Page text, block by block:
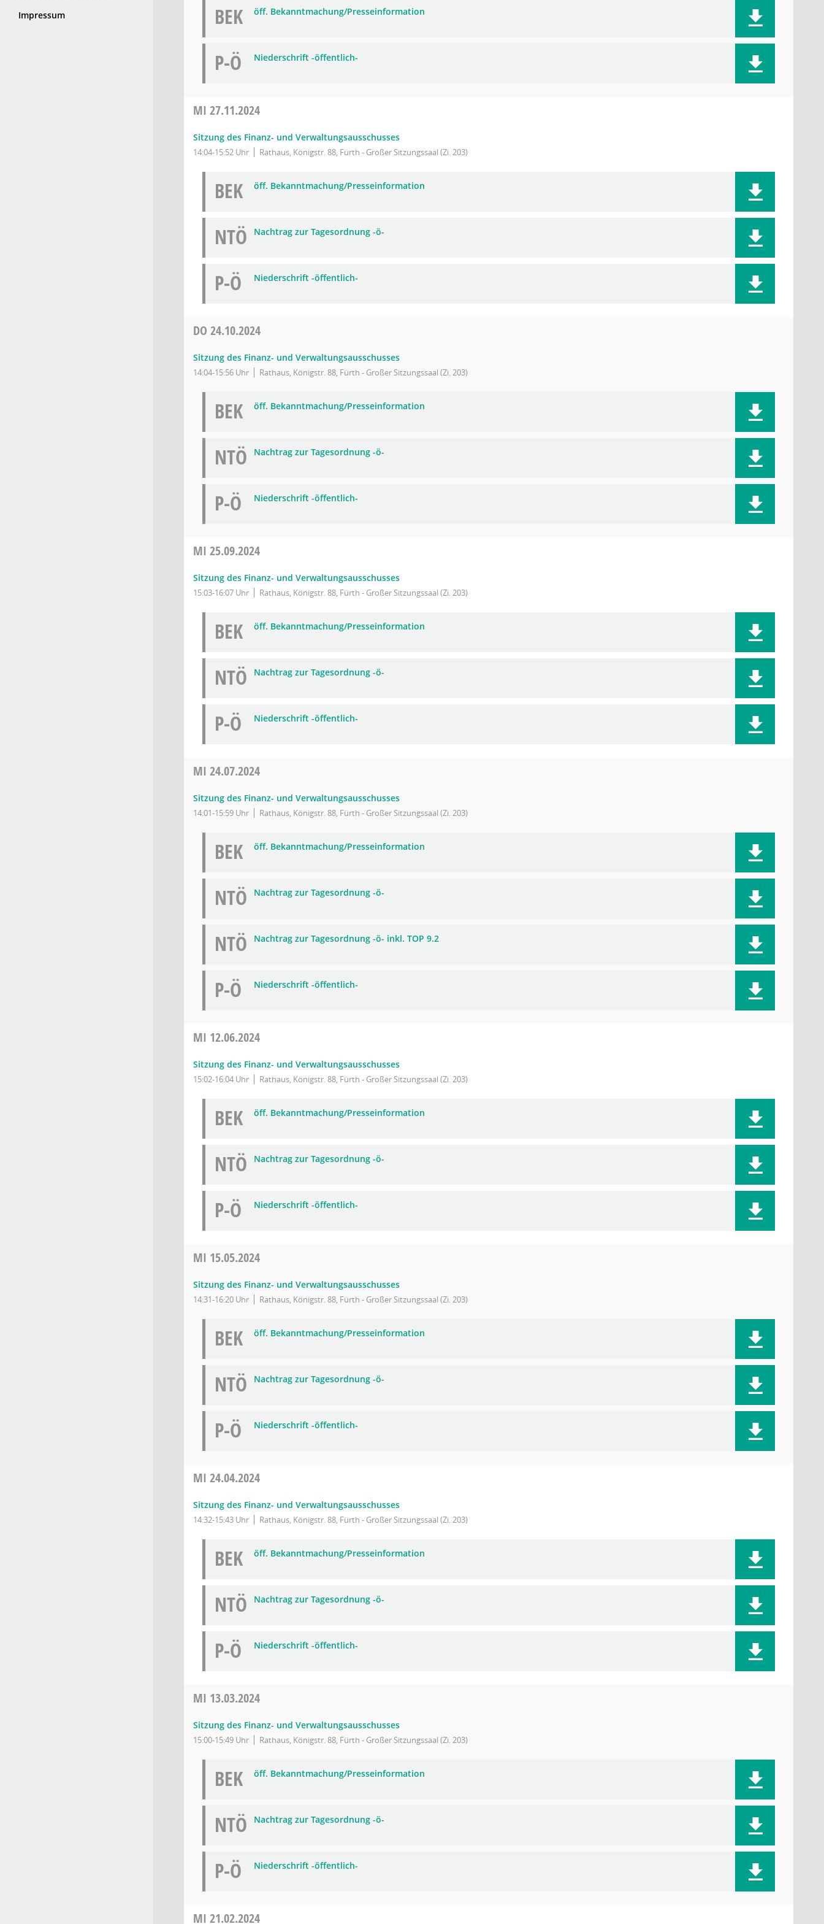
Impressum
BEK öff. Bekanntmachung/Presseinformation
P-Ö Niederschrift -öffentlich-
MI 27.11.2024
Sitzung des Finanz- und Verwaltungsausschusses
14:04-15:52 Uhr Rathaus, Königstr. 88, Fürth - Großer Sitzungssaal (Zi. 203)
BEK öff. Bekanntmachung/Presseinformation
NTÖ Nachtrag zur Tagesordnung -ö-
P-Ö Niederschrift -öffentlich-
DO 24.10.2024
Sitzung des Finanz- und Verwaltungsausschusses
14:04-15:56 Uhr Rathaus, Königstr. 88, Fürth - Großer Sitzungssaal (Zi. 203)
BEK öff. Bekanntmachung/Presseinformation
NTÖ Nachtrag zur Tagesordnung -ö-
P-Ö Niederschrift -öffentlich-
MI 25.09.2024
Sitzung des Finanz- und Verwaltungsausschusses
15:03-16:07 Uhr Rathaus, Königstr. 88, Fürth - Großer Sitzungssaal (Zi. 203)
BEK öff. Bekanntmachung/Presseinformation
NTÖ Nachtrag zur Tagesordnung -ö-
P-Ö Niederschrift -öffentlich-
MI 24.07.2024
Sitzung des Finanz- und Verwaltungsausschusses
14:01-15:59 Uhr Rathaus, Königstr. 88, Fürth - Großer Sitzungssaal (Zi. 203)
BEK öff. Bekanntmachung/Presseinformation
NTÖ Nachtrag zur Tagesordnung -ö-
NTÖ Nachtrag zur Tagesordnung -ö- inkl. TOP 9.2
P-Ö Niederschrift -öffentlich-
MI 12.06.2024
Sitzung des Finanz- und Verwaltungsausschusses
15:02-16:04 Uhr Rathaus, Königstr. 88, Fürth - Großer Sitzungssaal (Zi. 203)
BEK öff. Bekanntmachung/Presseinformation
NTÖ Nachtrag zur Tagesordnung -ö-
P-Ö Niederschrift -öffentlich-
MI 15.05.2024
Sitzung des Finanz- und Verwaltungsausschusses
14:31-16:20 Uhr Rathaus, Königstr. 88, Fürth - Großer Sitzungssaal (Zi. 203)
BEK öff. Bekanntmachung/Presseinformation
NTÖ Nachtrag zur Tagesordnung -ö-
P-Ö Niederschrift -öffentlich-
MI 24.04.2024
Sitzung des Finanz- und Verwaltungsausschusses
14:32-15:43 Uhr Rathaus, Königstr. 88, Fürth - Großer Sitzungssaal (Zi. 203)
BEK öff. Bekanntmachung/Presseinformation
NTÖ Nachtrag zur Tagesordnung -ö-
P-Ö Niederschrift -öffentlich-
MI 13.03.2024
Sitzung des Finanz- und Verwaltungsausschusses
15:00-15:49 Uhr Rathaus, Königstr. 88, Fürth - Großer Sitzungssaal (Zi. 203)
BEK öff. Bekanntmachung/Presseinformation
NTÖ Nachtrag zur Tagesordnung -ö-
P-Ö Niederschrift -öffentlich-
MI 21.02.2024